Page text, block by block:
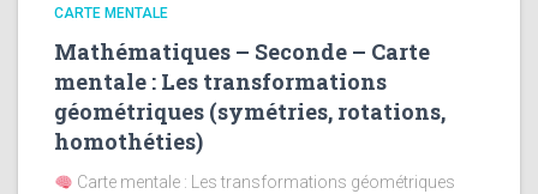
CARTE MENTALE
Mathématiques – Seconde – Carte
mentale : Les transformations
géométriques (symétries, rotations,
homothéties)
Carte mentale : Les transformations géométriques